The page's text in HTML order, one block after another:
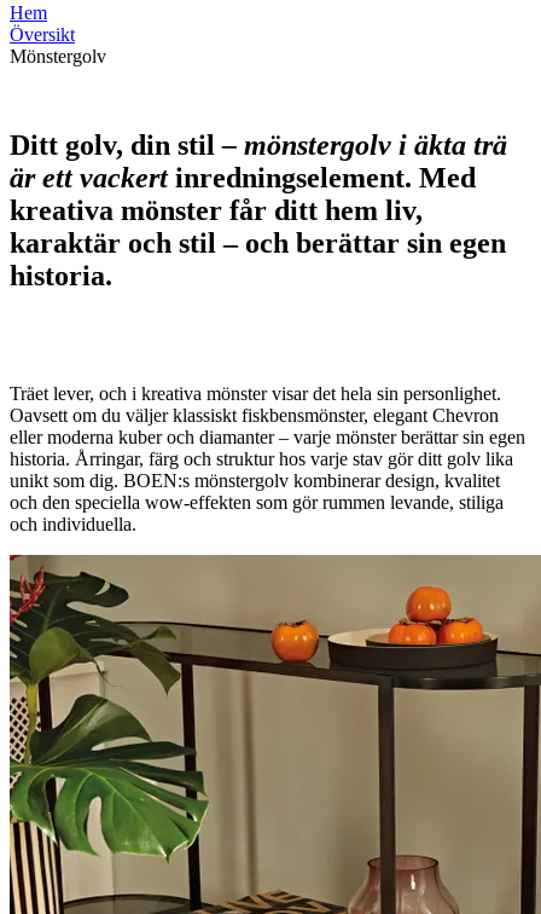
Hem
Översikt
Mönstergolv
Ditt golv, din stil– mönstergolv i äkta trä
är ett vackertinredningselement. Med
kreativa mönster får ditt hem liv,
karaktär och stil – och berättar sin egen
historia.
Träet lever, och i kreativa mönster visar det hela sin personlighet.
Oavsett om du väljer klassiskt fiskbensmönster, elegant Chevron
eller moderna kuber och diamanter – varje mönster berättar sin egen
historia. Årringar, färg och struktur hos varje stav gör ditt golv lika
unikt som dig. BOEN:s mönstergolv kombinerar design, kvalitet
och den speciella wow-effekten som gör rummen levande, stiliga
och individuella.